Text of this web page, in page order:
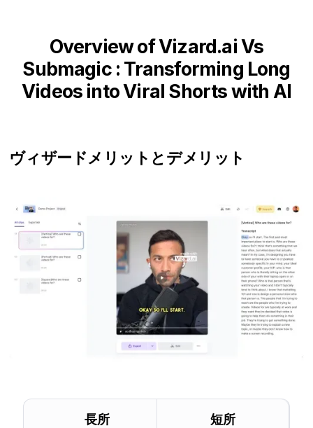
Overview of Vizard.ai Vs
Submagic : Transforming Long
Videos into Viral Shorts with AI
ヴィザードメリットとデメリット
長所 短所